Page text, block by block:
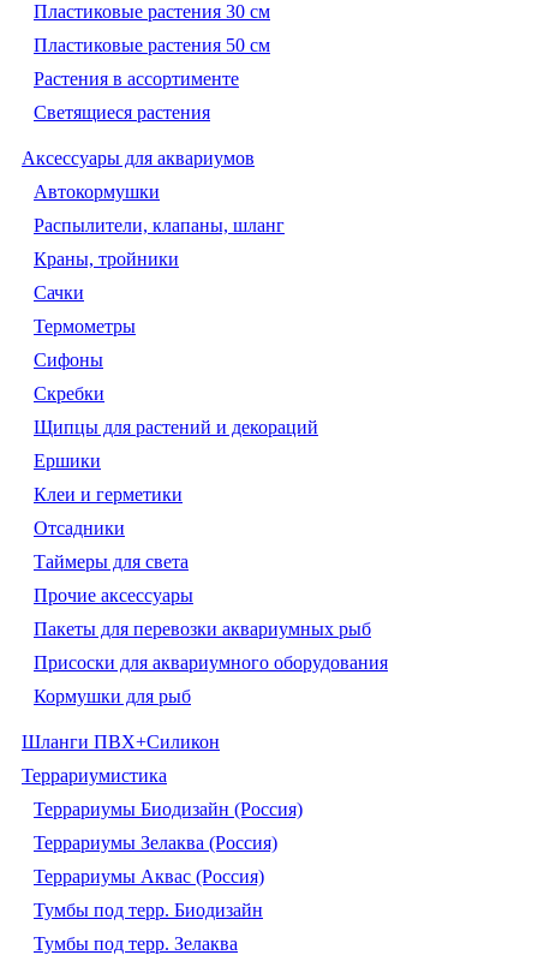
Пластиковые растения 30 см
Пластиковые растения 50 см
Растения в ассортименте
Светящиеся растения
Аксессуары для аквариумов
Автокормушки
Распылители, клапаны, шланг
Краны, тройники
Сачки
Термометры
Сифоны
Скребки
Щипцы для растений и декораций
Ершики
Клеи и герметики
Отсадники
Таймеры для света
Прочие аксессуары
Пакеты для перевозки аквариумных рыб
Присоски для аквариумного оборудования
Кормушки для рыб
Шланги ПВХ+Силикон
Террариумистика
Террариумы Биодизайн (Россия)
Террариумы Зелаква (Россия)
Террариумы Аквас (Россия)
Тумбы под терр. Биодизайн
Тумбы под терр. Зелаква